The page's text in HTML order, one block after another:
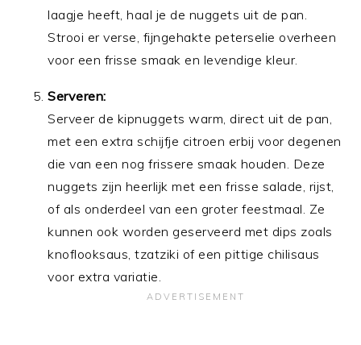
laagje heeft, haal je de nuggets uit de pan.
Strooi er verse, fijngehakte peterselie overheen
voor een frisse smaak en levendige kleur.
Serveren:
Serveer de kipnuggets warm, direct uit de pan,
met een extra schijfje citroen erbij voor degenen
die van een nog frissere smaak houden. Deze
nuggets zijn heerlijk met een frisse salade, rijst,
of als onderdeel van een groter feestmaal. Ze
kunnen ook worden geserveerd met dips zoals
knoflooksaus, tzatziki of een pittige chilisaus
voor extra variatie.